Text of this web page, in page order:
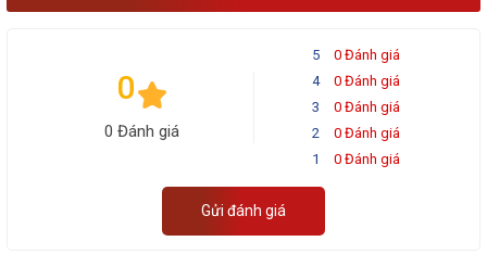
0
0 Đánh giá
5
0 Đánh giá
4
0 Đánh giá
3
0 Đánh giá
2
0 Đánh giá
1
0 Đánh giá
Gửi đánh giá